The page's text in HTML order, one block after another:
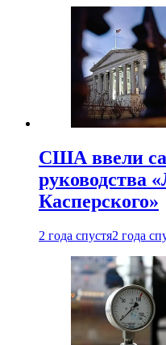
США ввели
руководства
Касперского»
2 года спустя2 года